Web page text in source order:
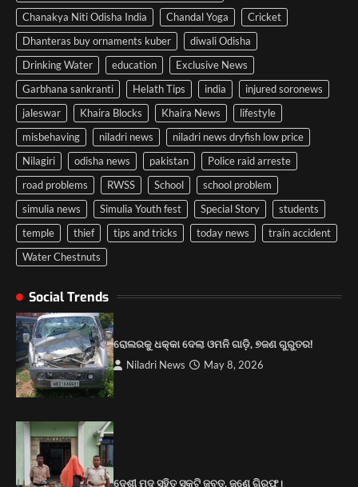
Chanakya Niti Odisha India
Chandal Yoga
Cricket
Dhanteras buy ornaments kuber
diwali Odisha
Drinking Water
education
Exclusive News
Garbhana sankranti
Helath Tips india
injured soronews
jaleswar
Khaira Blocks Khaira News
lifestyle
misbehaving
niladri news
niladri news dryfish low price
Nilagiri
odisha news pakistan
Police raid arreste
road problems
RWSS School
school problem
simulia news
Simulia Youth fest Special Story
students
temple
thief tips and tricks today news
train accident
Water Chestnuts
Social Trends
ରୋଲରକୁ ଧକ୍କା ଦେଲା ଓମନି ଗାଡ଼ି, ୭ଜଣ ଗୁରୁତର!
Niladri News May 8, 2026
ଦେଶୀ ମଦ ସହିତ ସ୍କୁଟି ଜବତ, ଜଣେ ଗିରଫ।
2
ପୋଲିସ ପକ୍ଷରୁ ବରିଷ୍ଠ ନାଗରିକ ମଞ୍ଚର
କର୍ମକର୍ତ୍ତାଙ୍କୁ ପରିଚୟପତ୍ର ବଣ୍ଟନ।
3